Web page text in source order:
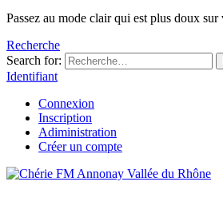
Passez au mode clair qui est plus doux
Recherche
Search for:
Identifiant
Connexion
Inscription
Adiministration
Créer un compte